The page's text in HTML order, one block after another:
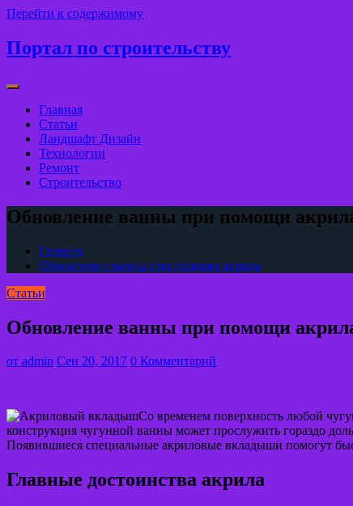
Перейти к содержимому
Портал по строительству
Главная
Статьи
Ландшафт Дизайн
Технологии
Ремонт
Строительство
Обновление ванны при помощи
Главная
Обновление ванны при помощи акрила
Статьи
Обновление ванны при помощи
от admin Сен 20, 2017 0 Комментарий
Со временем поверхность любой
конструкция чугунной ванны может прослужить гораздо
Появившиеся специальные акриловые вкладыши помогут
Главные достоинства акрила